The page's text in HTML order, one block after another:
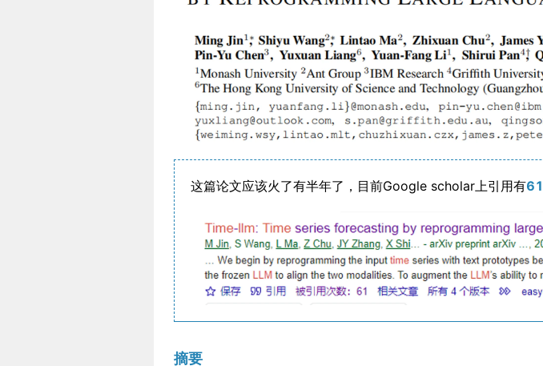
这篇论文应该火了有半年了，目前Google scholar上引用有61
摘要